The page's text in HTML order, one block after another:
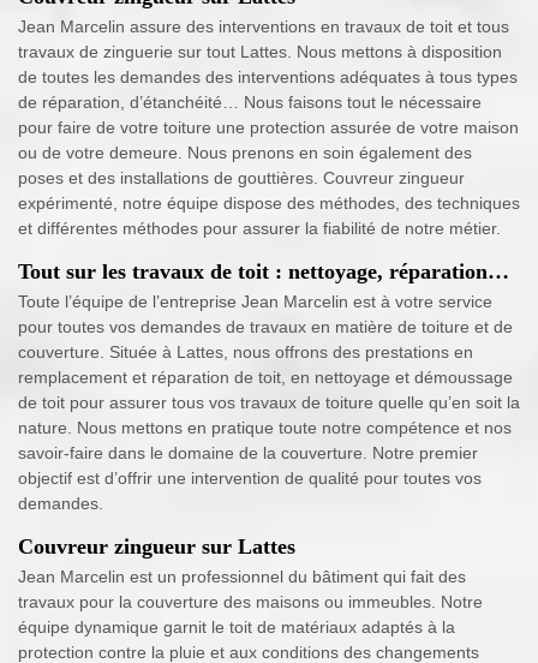
Jean Marcelin assure des interventions en travaux de toit et tous
travaux de zinguerie sur tout Lattes. Nous mettons à disposition
de toutes les demandes des interventions adéquates à tous types
de réparation, d’étanchéité… Nous faisons tout le nécessaire
pour faire de votre toiture une protection assurée de votre maison
ou de votre demeure. Nous prenons en soin également des
poses et des installations de gouttières. Couvreur zingueur
expérimenté, notre équipe dispose des méthodes, des techniques
et différentes méthodes pour assurer la fiabilité de notre métier.
Tout sur les travaux de toit : nettoyage, réparation…
Toute l’équipe de l’entreprise Jean Marcelin est à votre service
pour toutes vos demandes de travaux en matière de toiture et de
couverture. Située à Lattes, nous offrons des prestations en
remplacement et réparation de toit, en nettoyage et démoussage
de toit pour assurer tous vos travaux de toiture quelle qu’en soit la
nature. Nous mettons en pratique toute notre compétence et nos
savoir-faire dans le domaine de la couverture. Notre premier
objectif est d’offrir une intervention de qualité pour toutes vos
demandes.
Couvreur zingueur sur Lattes
Jean Marcelin est un professionnel du bâtiment qui fait des
travaux pour la couverture des maisons ou immeubles. Notre
équipe dynamique garnit le toit de matériaux adaptés à la
protection contre la pluie et aux conditions des changements